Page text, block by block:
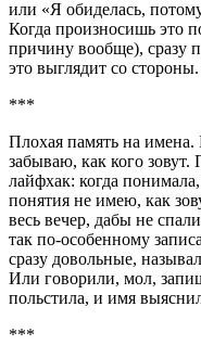
или «Я обиделась,
Когда произносишь это
причину вообще), сразу
это выглядит со
​​​​​​​***
Плохая память на имена.
забываю, как кого
лайфхак: когда
понятия не имею, как
весь вечер, дабы не
так по-особенному
сразу довольные,
Или говорили, мол,
польстила, и имя
​​​​​​​***